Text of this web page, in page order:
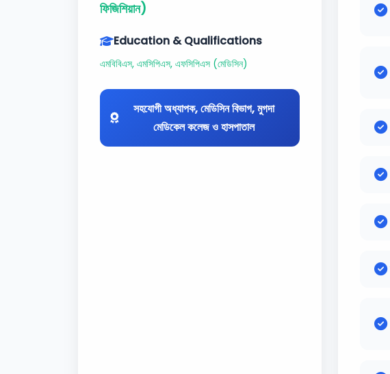
ফিজিশিয়ান)
Education & Qualifications
এমবিবিএস, এমসিপিএস, এফসিপিএস (মেডিসিন)
সহযোগী অধ্যাপক, মেডিসিন বিভাগ, মুগদা
মেডিকেল কলেজ ও হাসপাতাল